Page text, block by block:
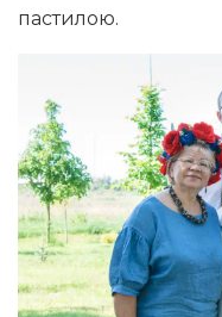
пастилою.